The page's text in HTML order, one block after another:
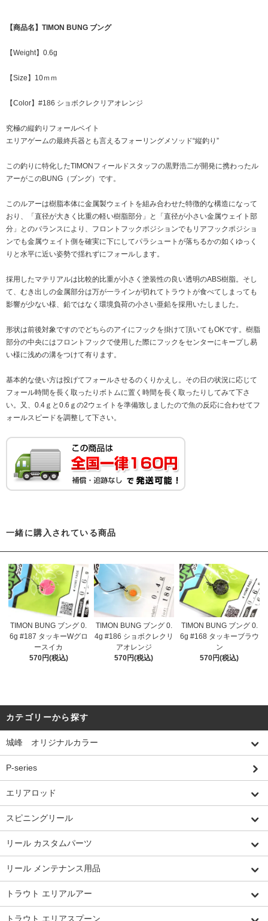
【商品名】TIMON BUNG ブング
【Weight】0.6g
【Size】10ｍｍ
【Color】#186 ショボクレクリアオレンジ
究極の縦釣りフォールベイト
エリアゲームの最終兵器とも言えるフォーリングメソッド“縦釣り”
この釣りに特化したTIMONフィールドスタッフの黒野浩二が開発に携わったル
アーがこのBUNG（ブング）です。
このルアーは樹脂本体に金属製ウェイトを組み合わせた特徴的な構造になって
おり、「直径が大きく比重の軽い樹脂部分」と「直径が小さい金属ウェイト部
分」とのバランスにより、フロントフックポジションでもリアフックポジショ
ンでも金属ウェイト側を確実に下にしてパラシュートが落ちるかの如くゆっく
りと水平に近い姿勢で揺れずにフォールします。
採用したマテリアルは比較的比重が小さく塗装性の良い透明のABS樹脂。そし
て、むき出しの金属部分は万が一ラインが切れてトラウトが食べてしまっても
影響が少ない様、鉛ではなく環境負荷の小さい亜鉛を採用いたしました。
形状は前後対象ですのでどちらのアイにフックを掛けて頂いてもOKです。樹脂
部分の中央にはフロントフックで使用した際にフックをセンターにキープし易
い様に浅めの溝をつけて有ります。
基本的な使い方は投げてフォールさせるのくりかえし。その日の状況に応じて
フォール時間を長く取ったりボトムに置く時間を長く取ったりしてみて下さ
い。又、0.4ｇと0.6ｇの2ウェイトを準備致しましたので魚の反応に合わせてフ
ォールスピードを調整して下さい。
一緒に購入されている商品
TIMON BUNG ブング 0.
6g #187 タッキーWグロ
ースイカ
570円(税込)
TIMON BUNG ブング 0.
4g #186 ショボクレクリ
アオレンジ
570円(税込)
TIMON BUNG ブング 0.
6g #168 タッキーブラウ
ン
570円(税込)
カテゴリーから探す
城峰 オリジナルカラー
P-series
エリアロッド
スピニングリール
リール カスタムパーツ
リール メンテナンス用品
トラウト エリアルアー
トラウト エリアスプーン